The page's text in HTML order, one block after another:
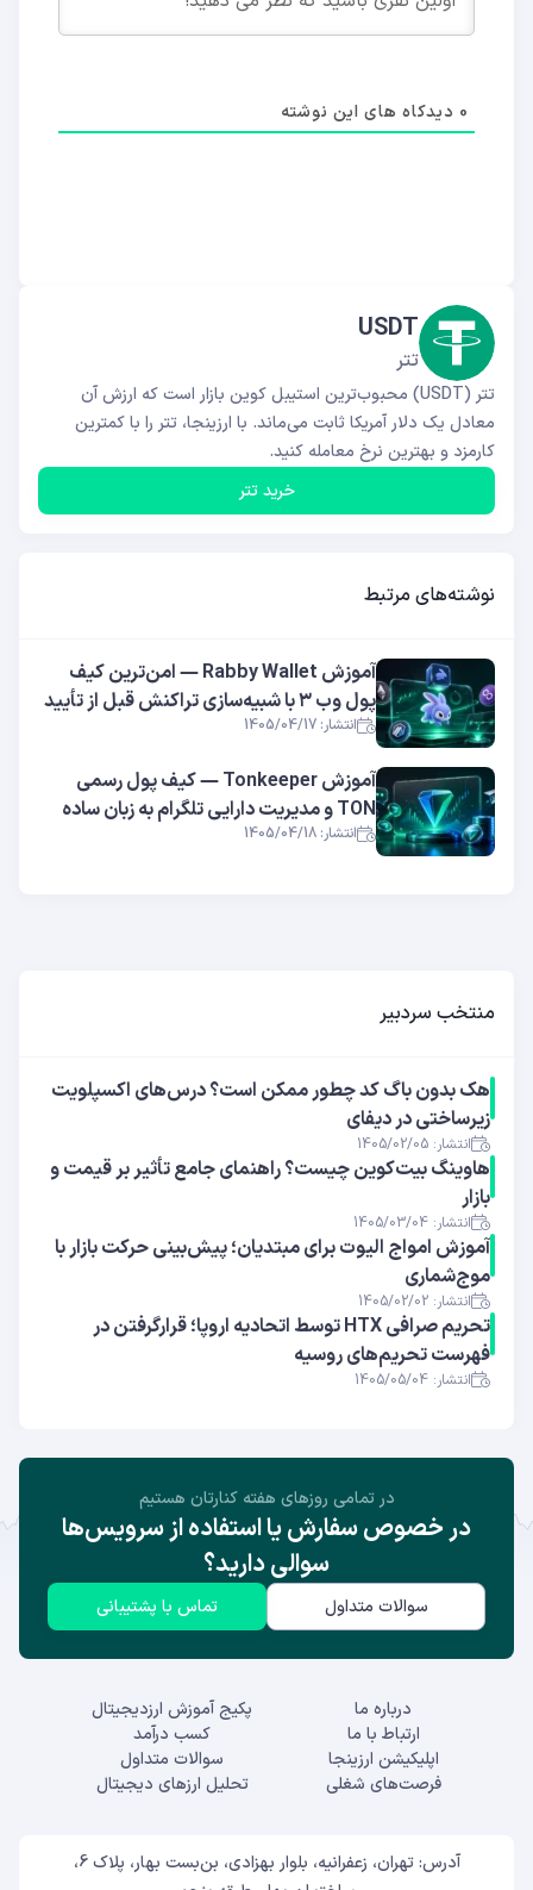
0 دیدکاه های این نوشته
USDT
تتر
تتر (USDT) محبوب‌ترین استیبل کوین بازار است که ارزش آن
معادل یک دلار آمریکا ثابت می‌ماند. با ارزینجا، تتر را با کمترین
کارمزد و بهترین نرخ معامله کنید.
خرید تتر
نوشته‌های مرتبط
آموزش Rabby Wallet — امن‌ترین کیف
پول وب ۳ با شبیه‌سازی تراکنش قبل از تأیید
انتشار: 1405/04/17
آموزش Tonkeeper — کیف پول رسمی
TON و مدیریت دارایی تلگرام به زبان ساده
انتشار: 1405/04/18
منتخب سردبیر
هک بدون باگ کد چطور ممکن است؟ درس‌های اکسپلویت
زیرساختی در دیفای
انتشار: 1405/02/05
هاوینگ بیت‌کوین چیست؟ راهنمای جامع تأثیر بر قیمت و
بازار
انتشار: 1405/03/04
آموزش امواج الیوت برای مبتدیان؛ پیش‌بینی حرکت بازار با
موج‌شماری
انتشار: 1405/02/02
تحریم صرافی HTX توسط اتحادیه اروپا؛ قرارگرفتن در
فهرست تحریم‌های روسیه
انتشار: 1405/05/04
در تمامی روز‌های هفته کنارتان هستیم
در خصوص سفارش یا استفاده از سرویس‌ها
سوالی دارید؟
سوالات متداول تماس با پشتیبانی
درباره ما
ارتباط با ما
اپلیکیشن ارزینجا
فرصت‌های شغلی
پکیج آموزش ارزدیجیتال
کسب درآمد
سوالات متداول
تحلیل ارزهای دیجیتال
آدرس: تهران، زعفرانیه، بلوار بهزادی، بن‌بست بهار، پلاک 6،